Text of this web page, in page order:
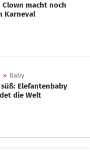
Karneval
» Baby
die Welt